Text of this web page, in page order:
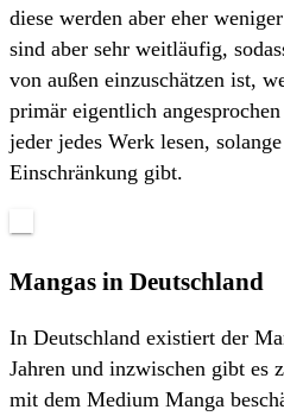
diese werden aber eher
sind aber sehr weitläufig,
von außen einzuschätzen ist,
primär eigentlich
jeder jedes Werk lesen,
Einschränkung gibt.
Mangas in Deutschland
In Deutschland existiert der
Jahren und inzwischen gibt es
mit dem Medium Manga